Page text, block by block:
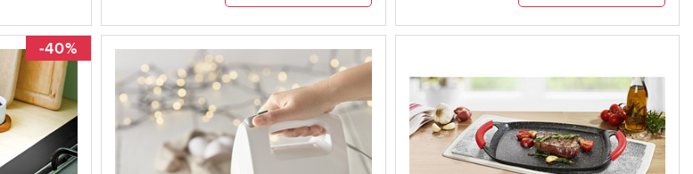
-40%